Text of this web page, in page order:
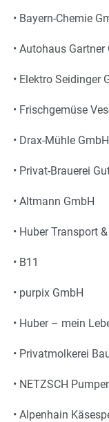
• Bayern-Chemie
• Autohaus Gartner
• Elektro Seidinger
• Frischgemüse
• Drax-Mühle GmbH
• Privat-Brauerei
• Altmann GmbH
• Huber Transport
• B11
• purpix GmbH
• Huber – mein
• Privatmolkerei
• NETZSCH
• Alpenhain